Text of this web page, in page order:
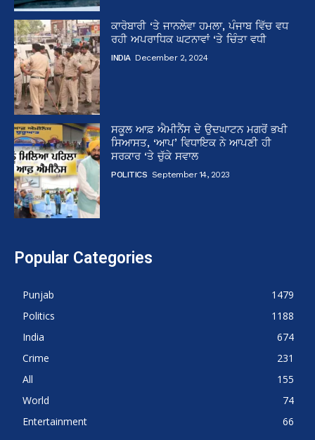
ਕਾਰੋਬਾਰੀ ‘ਤੇ ਜਾਨਲੇਵਾ ਹਮਲਾ, ਪੰਜਾਬ ਵਿੱਚ ਵਧ
ਰਹੀ ਅਪਰਾਧਿਕ ਘਟਨਾਵਾਂ ‘ਤੇ ਚਿੰਤਾ ਵਧੀ
INDIA December 2, 2024
ਸਕੂਲ ਆਫ਼ ਐਮੀਨੈਂਸ ਦੇ ਉਦਘਾਟਨ ਮਗਰੋਂ ਭਖੀ
ਸਿਆਸਤ, ‘ਆਪ’ ਵਿਧਾਇਕ ਨੇ ਆਪਣੀ ਹੀ
ਸਰਕਾਰ ‘ਤੇ ਚੁੱਕੇ ਸਵਾਲ
POLITICS September 14, 2023
Popular Categories
Punjab
1479
Politics
1188
India
674
Crime
231
All
155
World
74
Entertainment
66